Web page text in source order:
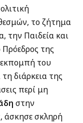
το ζήτημα
την Παιδεία και
της
του
διάρκεια της
περί μη
στην
άσκησε σκληρή